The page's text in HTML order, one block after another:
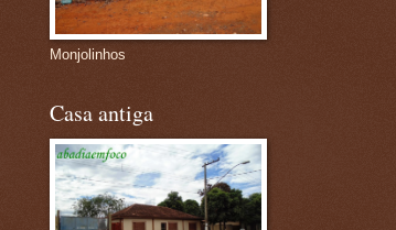
Monjolinhos
Casa antiga